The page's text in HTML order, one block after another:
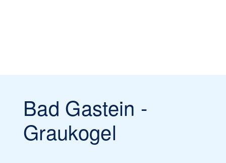
Bad Gastein -
Graukogel